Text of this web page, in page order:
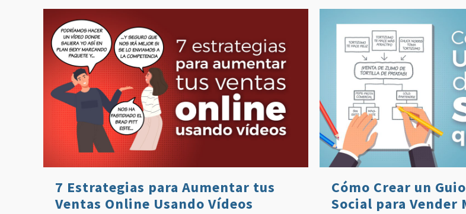
7 Estrategias para Aumentar tus
Ventas Online Usando Vídeos
Cómo Crear un
Social para Vender